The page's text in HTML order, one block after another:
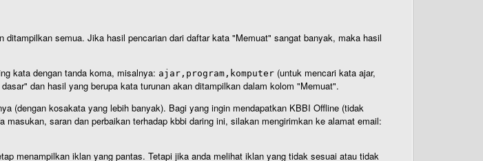
semua. Jika hasil pencarian dari daftar kata "Memuat" sangat banyak, maka hasil
kata dengan tanda koma, misalnya: ajar,program,komputer (untuk mencari kata ajar,
dan hasil yang berupa kata turunan akan ditampilkan dalam kolom "Memuat".
(dengan kosakata yang lebih banyak). Bagi yang ingin mendapatkan KBBI Offline (tidak
masukan, saran dan perbaikan terhadap kbbi daring ini, silakan mengirimkan ke alamat email:
menampilkan iklan yang pantas. Tetapi jika anda melihat iklan yang tidak sesuai atau tidak